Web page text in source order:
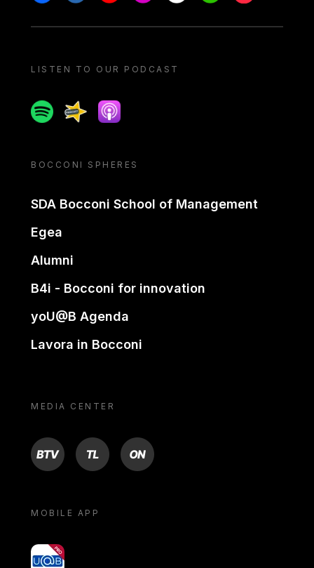
LISTEN TO OUR PODCAST
SpotifySpreakerApple podcast
BOCCONI SPHERES
SDA Bocconi School of Management
Egea
Alumni
B4i - Bocconi for innovation
yoU@B Agenda
Lavora in Bocconi
MEDIA CENTER
BTV TL ON
MOBILE APP
yoU@B